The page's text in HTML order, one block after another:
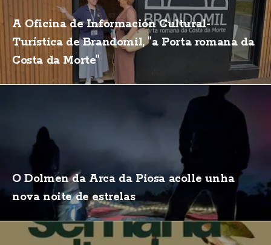
A Oficina de Información Cultural-
Turística de Brandomil, "a Porta romana da
Costa da Morte"
O Dolmen da Arca da Piosa acolle unha
nova noite de estrelas